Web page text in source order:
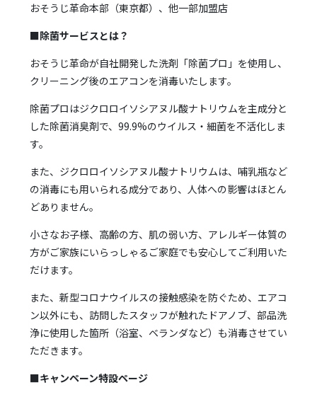
おそうじ革命本部（東京都）、他一部加盟店
■除菌サービスとは？
おそうじ革命が自社開発した洗剤「除菌プロ」を使用し、
クリーニング後のエアコンを消毒いたします。
除菌プロはジクロロイソシアヌル酸ナトリウムを主成分と
した除菌消臭剤で、99.9%のウイルス・細菌を不活化しま
す。
また、ジクロロイソシアヌル酸ナトリウムは、哺乳瓶など
の消毒にも用いられる成分であり、人体への影響はほとん
どありません。
小さなお子様、高齢の方、肌の弱い方、アレルギー体質の
方がご家族にいらっしゃるご家庭でも安心してご利用いた
だけます。
また、新型コロナウイルスの接触感染を防ぐため、エアコ
ン以外にも、訪問したスタッフが触れたドアノブ、部品洗
浄に使用した箇所（浴室、ベランダなど）も消毒させてい
ただきます。
■キャンペーン特設ページ